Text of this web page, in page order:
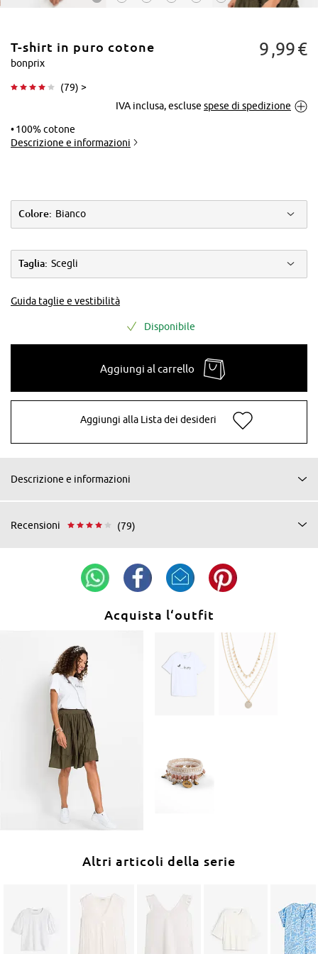
Tocca per
T-shirt in puro cotone
bonprix
(79) >
9 99€
IVA inclusa, escluse spese di spedizione
100% cotone
Descrizione e informazioni
Colore: Bianco
Taglia: Scegli
Guida taglie e vestibilità
Disponibile
Aggiungi al carrello
Aggiungi alla Lista dei desideri
Descrizione e informazioni
Recensioni (79)
Acquista l‘outfit
Altri articoli della serie